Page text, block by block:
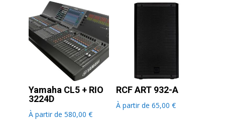
Yamaha CL5 + RIO
3224D
À partir de 580,00 €
RCF ART 932-A
À partir de 65,00 €